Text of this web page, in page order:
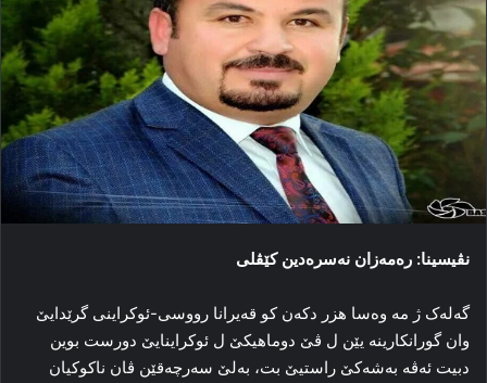
نڤیسینا: رەمەزان نەسرەدین كێڤلی
گەلەک ژ مە وەسا هزر دکەن کو قەیرانا رووسى-ئوکراینى گرێدایێ
وان گورانکارینە یێن ل ڤێ دوماهیکێ ل ئوکراینایێ دورست بوین
دبیت ئەڤە بەشەکێ راستیێ بت، بەلێ سەرچەقێن ڤان ناکوکیان